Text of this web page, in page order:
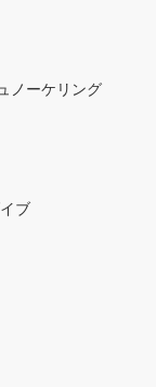
ノーケリング
ブ